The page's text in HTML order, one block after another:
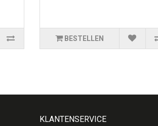
BESTELLEN
KLANTENSERVICE